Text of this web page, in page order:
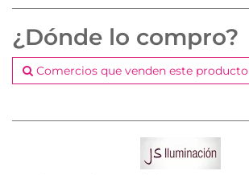
¿Dónde lo compro?
Comercios que venden este producto